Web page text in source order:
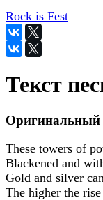
Rock is Fest
Текст
Оригинальный
These towers of
Blackened and
Gold and silver
The higher the